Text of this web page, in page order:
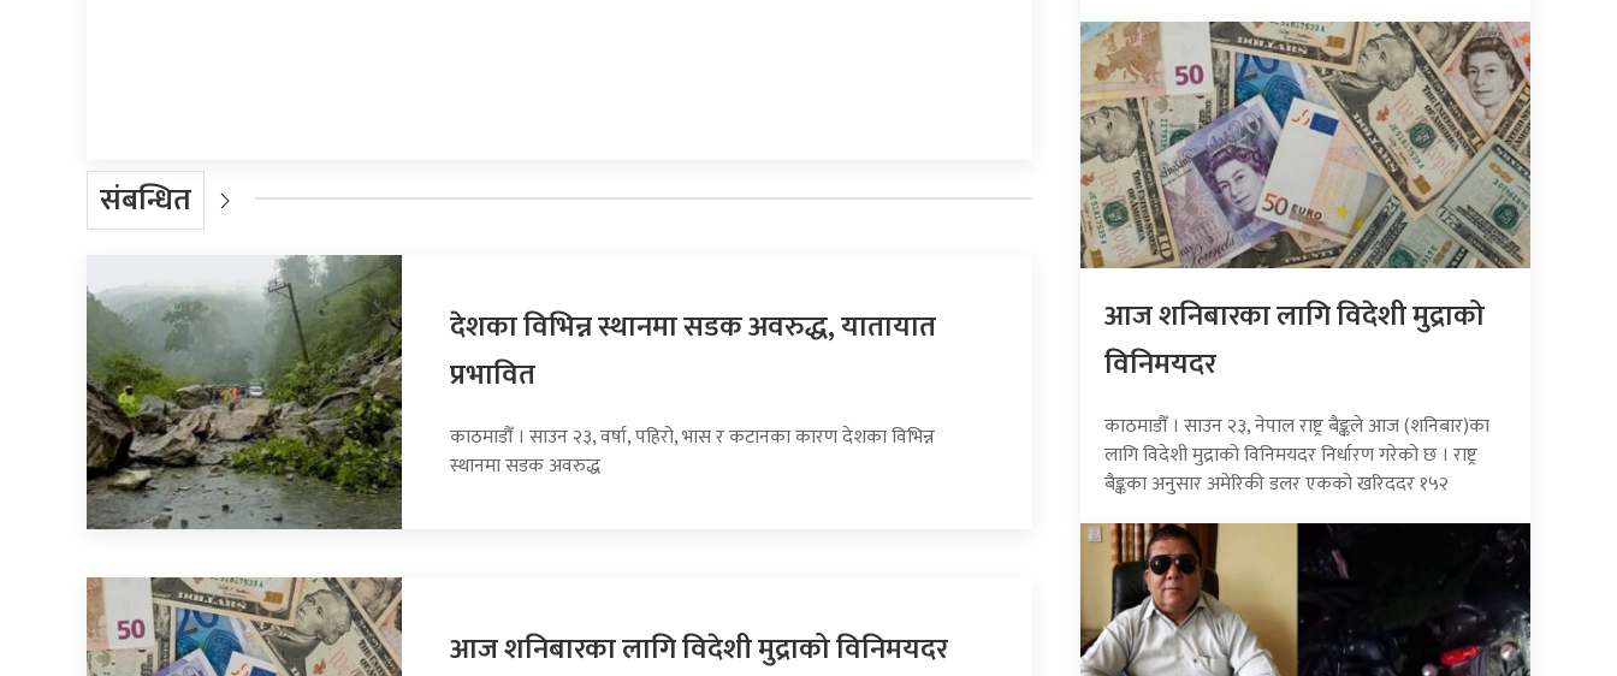
संबन्धित
देशका विभिन्न स्थानमा सडक अवरुद्ध, यातायात
प्रभावित
काठमाडौँ । साउन २३, वर्षा, पहिरो, भास र कटानका कारण देशका विभिन्न
स्थानमा सडक अवरुद्ध
आज शनिबारका लागि विदेशी मुद्राको विनिमयदर
आज शनिबारका लागि विदेशी मुद्राको
विनिमयदर
काठमाडौँ । साउन २३, नेपाल राष्ट्र बैङ्कले आज (शनिबार)का
लागि विदेशी मुद्राको विनिमयदर निर्धारण गरेको छ । राष्ट्र
बैङ्कका अनुसार अमेरिकी डलर एकको खरिददर १५२